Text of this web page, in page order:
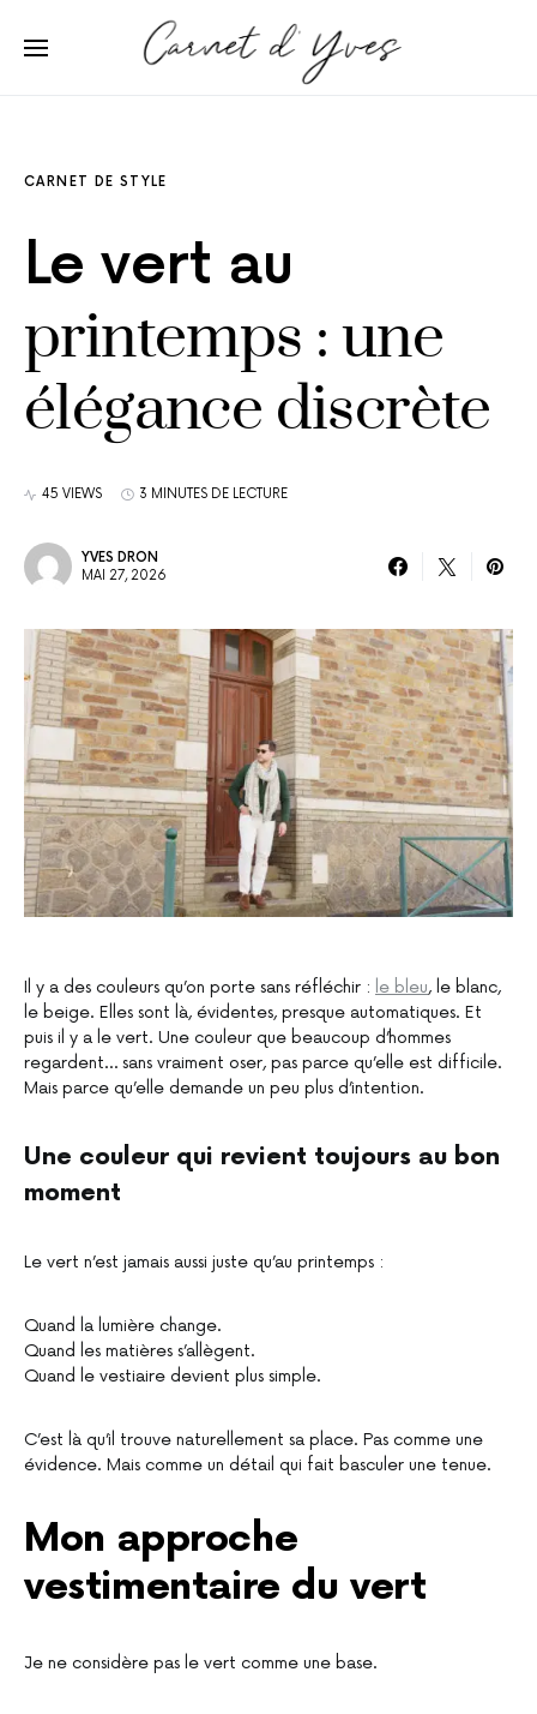
CARNET DE STYLE
Le vert au
printemps : une
élégance discrète
45 VIEWS 3 MINUTES DE LECTURE
YVES DRON
MAI 27, 2026
Il y a des couleurs qu’on porte sans réfléchir : le bleu, le blanc,
le beige. Elles sont là, évidentes, presque automatiques. Et
puis il y a le vert. Une couleur que beaucoup d’hommes
regardent… sans vraiment oser, pas parce qu’elle est difficile.
Mais parce qu’elle demande un peu plus d’intention.
Une couleur qui revient toujours au bon
moment
Le vert n’est jamais aussi juste qu’au printemps :
Quand la lumière change.
Quand les matières s’allègent.
Quand le vestiaire devient plus simple.
C’est là qu’il trouve naturellement sa place. Pas comme une
évidence. Mais comme un détail qui fait basculer une tenue.
Mon approche
vestimentaire du vert
Je ne considère pas le vert comme une base.